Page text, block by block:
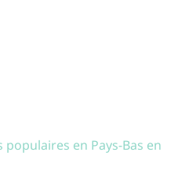
en Pays-Bas en